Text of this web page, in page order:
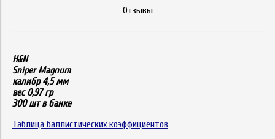
Отзывы
H&N
Sniper Magnum
калибр 4,5 мм
вес 0,97 гр
300 шт в банке
Таблица баллистических коэффициентов